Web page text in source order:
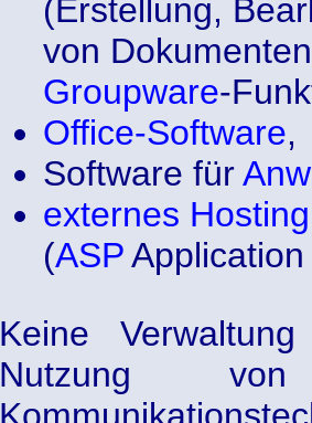
(Erstellung,
von
Groupware-
Office-Software,
Software für
externes Hosting
(ASP
Keine
Nutzung